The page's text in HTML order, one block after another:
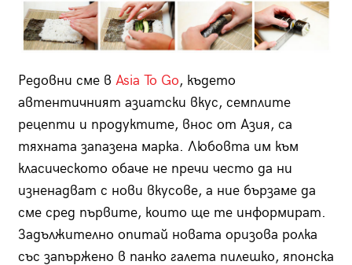
Редовни сме в Asia To Go, където
автентичният азиатски вкус, семплите
рецепти и продуктите, внос от Азия, са
тяхната запазена марка. Любовта им към
класическото обаче не пречи често да ни
изненадват с нови вкусове, а ние бързаме да
сме сред първите, които ще те информират.
Задължително опитай новата оризова ролка
със запържено в панко галета пилешко, японска